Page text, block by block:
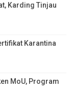
Karding Tinjau
Karantina
MoU, Program